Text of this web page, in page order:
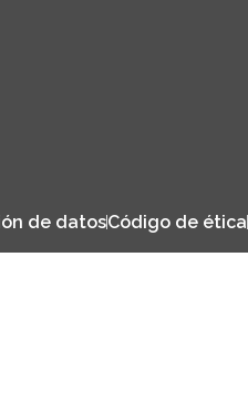
de datosCódigo de ética